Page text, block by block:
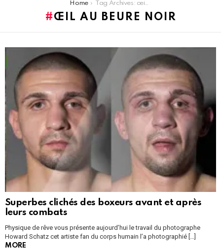
Home Tag Archives: œil au beure noir
ŒIL AU BEURE NOIR
STORIES
Superbes clichés des boxeurs avant et après
leurs combats
Physique de rêve vous présente aujourd’hui le travail du photographe
Howard Schatz cet artiste fan du corps humain l’a photographié […]
MORE